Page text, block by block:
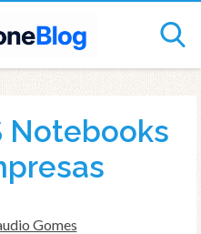
Notebooks
Gomes